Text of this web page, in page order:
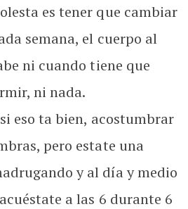
es tener que cambiar
semana, el cuerpo al
ni cuando tiene que
ni nada.
eso ta bien, acostumbrar
pero estate una
y al día y medio
a las 6 durante 6